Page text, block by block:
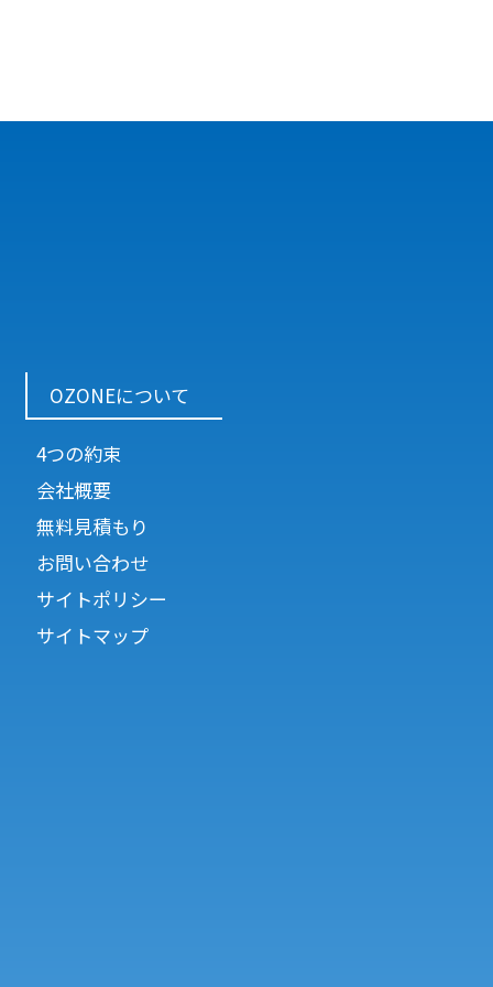
OZONEについて
4つの約束
会社概要
無料見積もり
お問い合わせ
サイトポリシー
サイトマップ